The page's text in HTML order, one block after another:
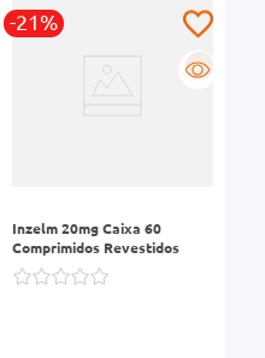
-21%
R
Inzelm 20mg Caixa 60
Comprimidos Revestidos